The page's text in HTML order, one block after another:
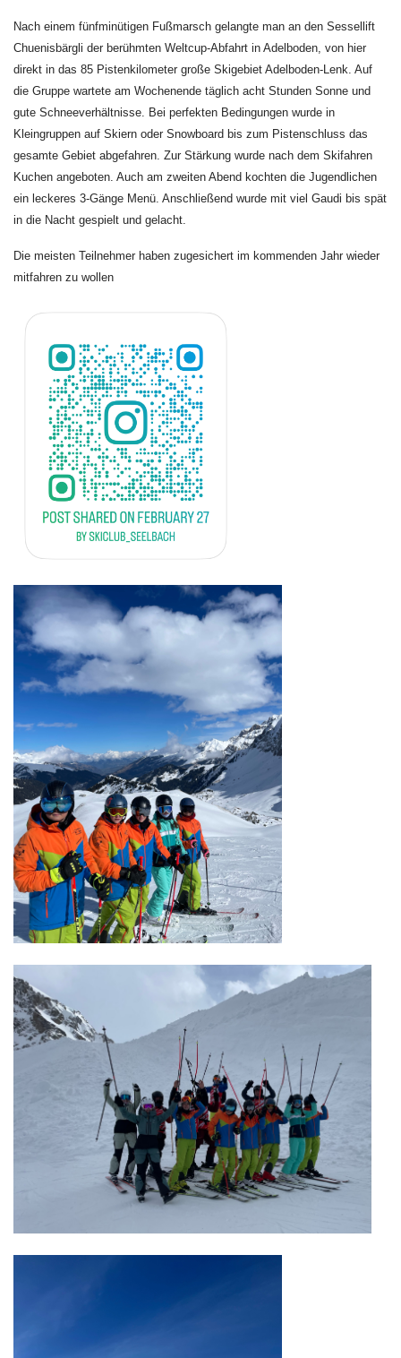
Nach einem fünfminütigen Fußmarsch gelangte man an den Sessellift
Chuenisbärgli der berühmten Weltcup-Abfahrt in Adelboden, von hier
direkt in das 85 Pistenkilometer große Skigebiet Adelboden-Lenk. Auf
die Gruppe wartete am Wochenende täglich acht Stunden Sonne und
gute Schneeverhältnisse. Bei perfekten Bedingungen wurde in
Kleingruppen auf Skiern oder Snowboard bis zum Pistenschluss das
gesamte Gebiet abgefahren. Zur Stärkung wurde nach dem Skifahren
Kuchen angeboten. Auch am zweiten Abend kochten die Jugendlichen
ein leckeres 3-Gänge Menü. Anschließend wurde mit viel Gaudi bis spät
in die Nacht gespielt und gelacht.
Die meisten Teilnehmer haben zugesichert im kommenden Jahr wieder
mitfahren zu wollen